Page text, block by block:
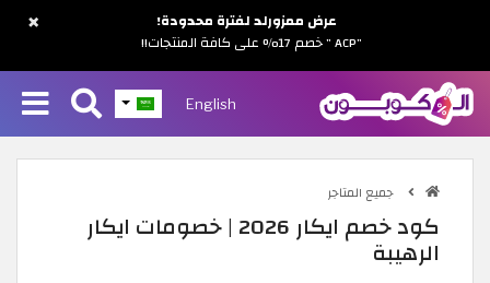
English
جميع المتاجر
كود خصم ايكار 2026 | خصومات ايكار
الرهيبة
×
عرض ممزورلد لفترة محدودة!
"ACP " خصم 17% على كافة المنتجات!!